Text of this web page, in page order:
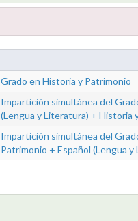
Grado en Historia y Patrimonio
Impartición simultánea del
(Lengua y Literatura) + Historia
Impartición simultánea del
Patrimonio + Español (Lengua y